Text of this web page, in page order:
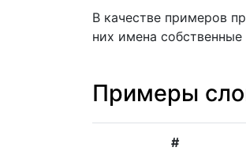
В качестве примеров
них имена
Примеры
#